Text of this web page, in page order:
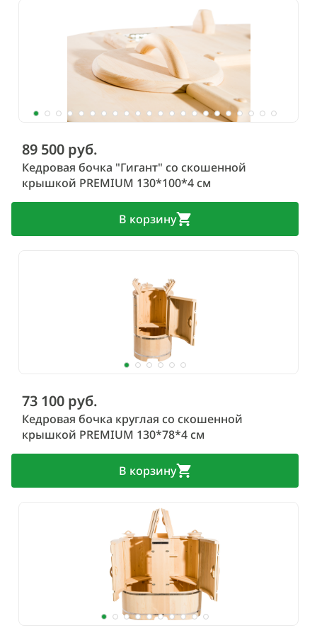
89 500 руб.
Кедровая бочка "Гигант" со скошенной
крышкой PREMIUM 130*100*4 см
В корзину
73 100 руб.
Кедровая бочка круглая со скошенной
крышкой PREMIUM 130*78*4 см
В корзину